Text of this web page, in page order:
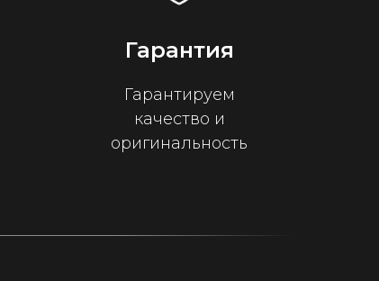
Гарантия
Гарантируем
качество и
оригинальность